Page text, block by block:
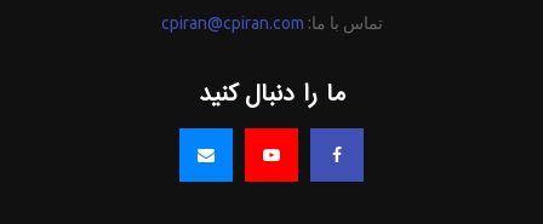
تماس با ما: cpiran@cpiran.com
ما را دنبال کنید